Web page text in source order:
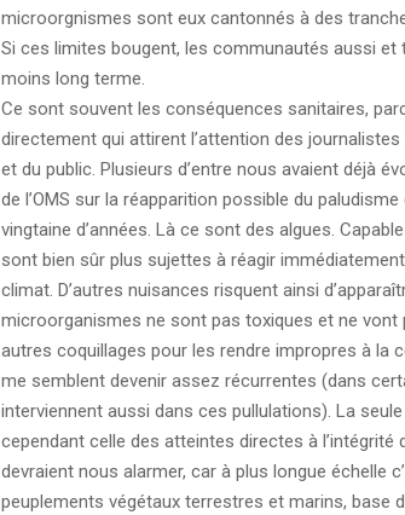
microorgnismes sont eux cantonnés à des
Si ces limites bougent, les communautés aussi et
moins long terme.
Ce sont souvent les conséquences sanitaires,
directement qui attirent l’attention des
et du public. Plusieurs d’entre nous avaient déjà
de l’OMS sur la réapparition possible du paludisme
vingtaine d’années. Là ce sont des algues.
sont bien sûr plus sujettes à réagir
climat. D’autres nuisances risquent ainsi
microorganismes ne sont pas toxiques et ne
autres coquillages pour les rendre impropres à la
me semblent devenir assez récurrentes (dans
interviennent aussi dans ces pullulations). La
cependant celle des atteintes directes à l’intégrité
devraient nous alarmer, car à plus longue échelle
peuplements végétaux terrestres et marins, base